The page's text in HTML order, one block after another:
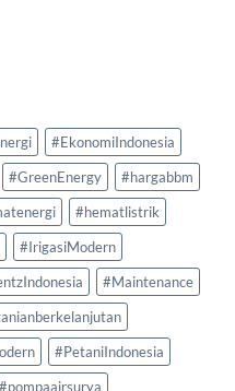
#EkonomiIndonesia
#GreenEnergy
#hargabbm
#hematlistrik
#IrigasiModern
#Maintenance
#PetaniIndonesia
#pompaairsurya